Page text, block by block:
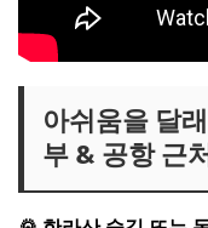
아쉬움을 달
부 & 공항 근